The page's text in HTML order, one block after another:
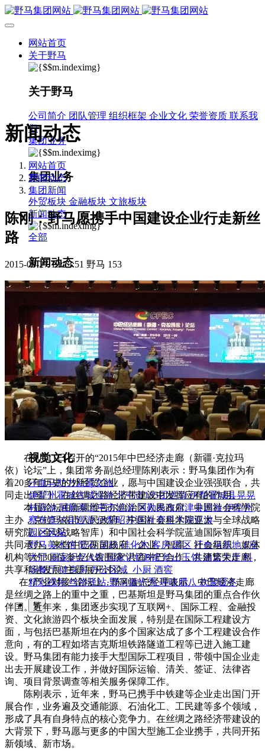
网站首页
关于野马
关于野马
公司简介 团队管理 组织框架 企业文化 荣誉资质 联系我
们
集团业务
集团业务
外贸板块 金融板块 文旅板块
新闻动态
全部
新闻动态
集团新闻 媒体报道
人才招聘
人才招聘
人才理念
人才招聘
社会招聘 校园招聘
视觉文化
视觉文化
汗血马助力新疆文旅
伊犁州霍城古城巡游 北屯市185团巡游 伊犁霍城县晃晃
村巡游 阿勒泰北屯市巡游 阿勒泰布尔津县巡游 伊犁州
察布查尔县巡游 伊犁昭苏巡游 赛里木湖巡游
园区风采
野马美术馆 陨石 胡杨 硅化木 客房 园区 汗血马基地 F座
大厅 国家记忆A馆 国家记忆B馆 红山玉馆 酒店大厅 料
场餐厅 健身房 办公区域 小厨 酒窖
精彩视频 丝路驿站·野马激光秀 寻味腊八 欢聚暖冬
繁
新闻动态
网站首页
新闻动态
集团新闻
陈刚：野马愿携手中国建设企业行走新丝
路
2015-08-27 19:23:51 野马 153
在8月11日召开的“2015年中巴经济走廊（新疆·克拉玛
依）论坛”上，集团常务副总经理陈刚表示：野马集团作为有
着20多年历史的外经贸企业，愿与中国建设企业强强联合，共
同走出国门，在丝绸之路经济带建设中发挥应有的作用。
本届论坛由新疆维吾尔自治区人民政府、中国社会科学院
主办，克拉玛依市人民政府、中国社会科学院亚太与全球战略
研究院（全球战略智库）和中国社会科学院蓝迪国际智库项目
共同承办。来自中巴两国政府、企业、智库、社会组织、媒体
机构等约300位参会代表围绕“共商中巴合作，共建繁荣走廊，
共享和谐发展”主题展开讨论。
在“产业对接”论坛上，陈刚副总经理表示，中巴经济走廊
是丝绸之路上的重中之重，巴基斯坦是野马集团的重点合作伙
伴国。近年来，集团逐步实现了互联网+、国际工程、金融投
资、文化旅游四个板块全面发展，特别是在国际工程建设方
面，与包括巴基斯坦在内的多个国家达成了多个工程建设合作
意向，有的工程如塔吉克斯坦铁路隧道工程等已进入施工建
设。野马集团有能力接手大型国际工程项目，带领中国企业走
出去开展建设工作，并做好国际运输、清关、签证、法律咨
询、项目背景调查等相关服务保障工作。
陈刚表示，近年来，野马已携手中铁建等企业走出国门开
展合作，业务遍及交通能源、石油化工、工民建等多个领域，
形成了具有自身特点的核心竞争力。在丝绸之路经济带建设的
大背景下，野马愿与更多的中国大型施工企业携手，共同开拓
新领域、新市场。